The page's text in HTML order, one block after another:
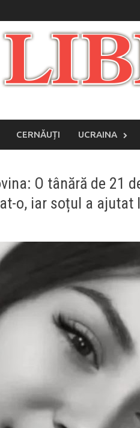
CERNĂUȚI UCRAINA
O tânără de 21
o, iar soțul a